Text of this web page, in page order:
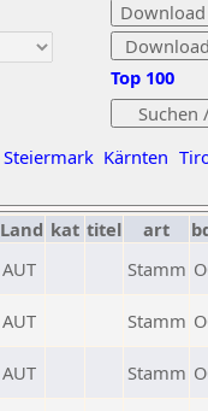
Steiermark Kärnten
Top 100
Land kat titel art
AUT Stamm
AUT Stamm
AUT Stamm